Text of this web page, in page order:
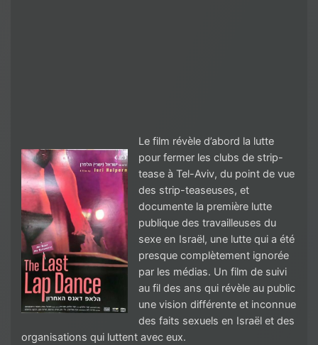
Le film révèle d’abord la lutte
pour fermer les clubs de strip-
tease à Tel-Aviv, du point de vue
des strip-teaseuses, et
documente la première lutte
publique des travailleuses du
sexe en Israël, une lutte qui a été
presque complètement ignorée
par les médias. Un film de suivi
au fil des ans qui révèle au public
une vision différente et inconnue
des faits sexuels en Israël et des
organisations qui luttent avec eux.